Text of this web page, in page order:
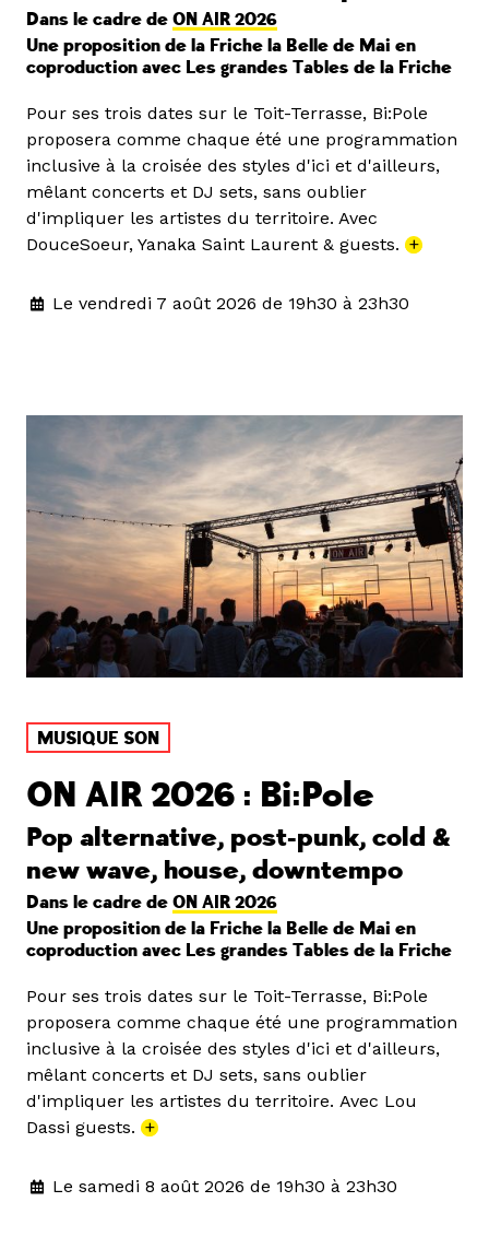
Dans le cadre de ON AIR 2026
Une proposition de la Friche la Belle de Mai en
coproduction avec Les grandes Tables de la Friche
Pour ses trois dates sur le Toit-Terrasse, Bi:Pole
proposera comme chaque été une programmation
inclusive à la croisée des styles d'ici et d'ailleurs,
mêlant concerts et DJ sets, sans oublier
d'impliquer les artistes du territoire. Avec
DouceSoeur, Yanaka Saint Laurent & guests. +
Le vendredi 7 août 2026 de 19h30 à 23h30
MUSIQUE SON
ON AIR 2026 : Bi:Pole
Pop alternative, post-punk, cold &
new wave, house, downtempo
Dans le cadre de ON AIR 2026
Une proposition de la Friche la Belle de Mai en
coproduction avec Les grandes Tables de la Friche
Pour ses trois dates sur le Toit-Terrasse, Bi:Pole
proposera comme chaque été une programmation
inclusive à la croisée des styles d'ici et d'ailleurs,
mêlant concerts et DJ sets, sans oublier
d'impliquer les artistes du territoire. Avec Lou
Dassi guests. +
Le samedi 8 août 2026 de 19h30 à 23h30